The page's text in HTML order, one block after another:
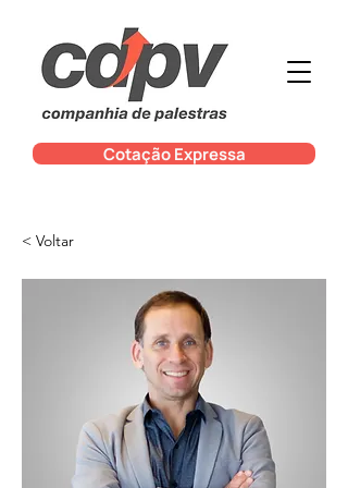
Cotação Expressa
< Voltar